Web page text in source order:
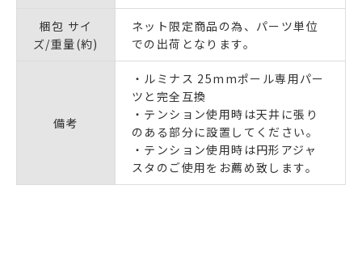
梱包 サイ
ズ/重量(約)
ネット限定商品の為、パーツ単位
での出荷となります。
備考
・ルミナス 25mmポール専用パー
ツと完全互換
・テンション使用時は天井に張り
のある部分に設置してください。
・テンション使用時は円形アジャ
スタのご使用をお薦め致します。